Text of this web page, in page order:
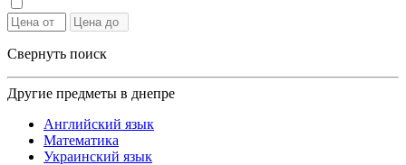
Свернуть поиск
Другие предметы в днепре
Английский язык
Математика
Украинский язык